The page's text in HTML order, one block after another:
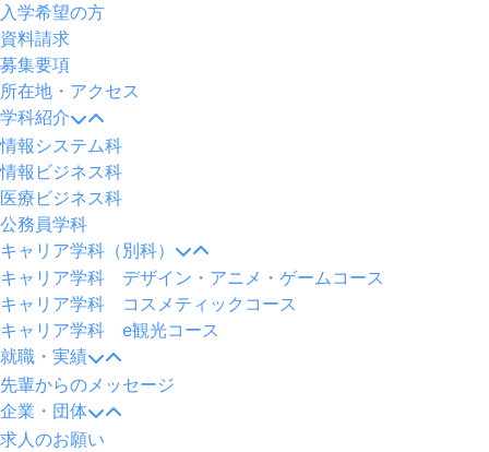
入学希望の方
資料請求
募集要項
所在地・アクセス
学科紹介
情報システム科
情報ビジネス科
医療ビジネス科
公務員学科
キャリア学科（別科）
キャリア学科 デザイン・アニメ・ゲームコース
キャリア学科 コスメティックコース
キャリア学科 e観光コース
就職・実績
先輩からのメッセージ
企業・団体
求人のお願い